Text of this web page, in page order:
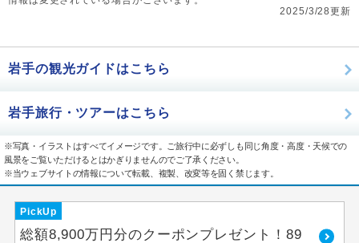
2025/3/28更新
岩手の観光ガイドはこちら
岩手旅行・ツアーはこちら
※写真・イラストはすべてイメージです。ご旅行中に必ずしも同じ角度・高度・天候での
風景をご覧いただけるとはかぎりませんのでご了承ください。
※当ウェブサイトの情報について転載、複製、改変等を固く禁じます。
PickUp
総額8,900万円分のクーポンプレゼント！89